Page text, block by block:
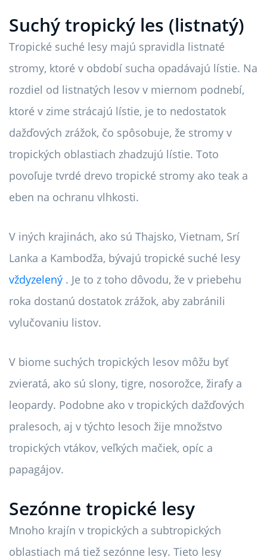
Suchý tropický les (listnatý)
Tropické suché lesy majú spravidla listnaté
stromy, ktoré v období sucha opadávajú lístie. Na
rozdiel od listnatých lesov v miernom podnebí,
ktoré v zime strácajú lístie, je to nedostatok
dažďových zrážok, čo spôsobuje, že stromy v
tropických oblastiach zhadzujú lístie. Toto
povoľuje tvrdé drevo tropické stromy ako teak a
eben na ochranu vlhkosti.
V iných krajinách, ako sú Thajsko, Vietnam, Srí
Lanka a Kambodža, bývajú tropické suché lesy
vždyzelený . Je to z toho dôvodu, že v priebehu
roka dostanú dostatok zrážok, aby zabránili
vylučovaniu listov.
V biome suchých tropických lesov môžu byť
zvieratá, ako sú slony, tigre, nosorožce, žirafy a
leopardy. Podobne ako v tropických dažďových
pralesoch, aj v týchto lesoch žije množstvo
tropických vtákov, veľkých mačiek, opíc a
papagájov.
Sezónne tropické lesy
Mnoho krajín v tropických a subtropických
oblastiach má tiež sezónne lesy. Tieto lesy